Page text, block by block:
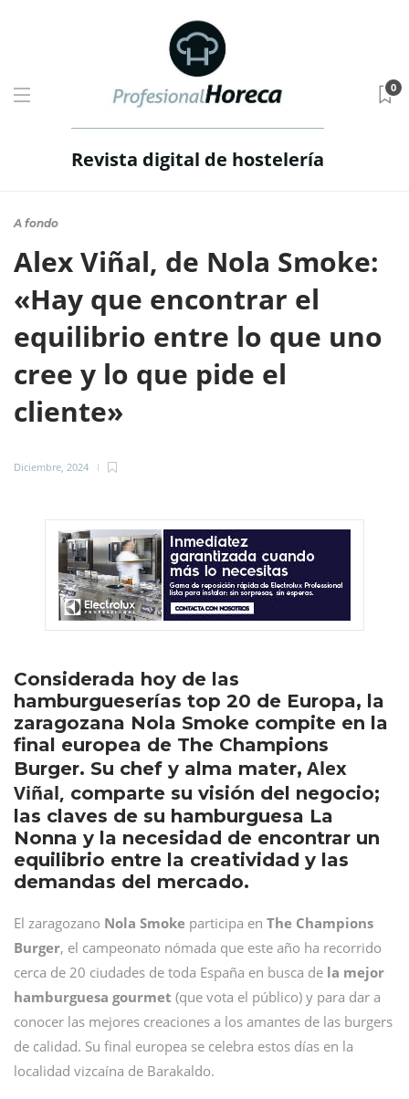
Revista digital de hostelería
0
A fondo
Alex Viñal, de Nola Smoke:
«Hay que encontrar el
equilibrio entre lo que uno
cree y lo que pide el
cliente»
Diciembre, 2024
Considerada hoy de las
hamburgueserías top 20 de Europa, la
zaragozana Nola Smoke compite en la
final europea de The Champions
Burger. Su chef y alma mater, Alex
Viñal, comparte su visión del negocio;
las claves de su hamburguesa La
Nonna y la necesidad de encontrar un
equilibrio entre la creatividad y las
demandas del mercado.
El zaragozano Nola Smoke participa en The Champions
Burger, el campeonato nómada que este año ha recorrido
cerca de 20 ciudades de toda España en busca de la mejor
hamburguesa gourmet (que vota el público) y para dar a
conocer las mejores creaciones a los amantes de las burgers
de calidad. Su final europea se celebra estos días en la
localidad vizcaína de Barakaldo.